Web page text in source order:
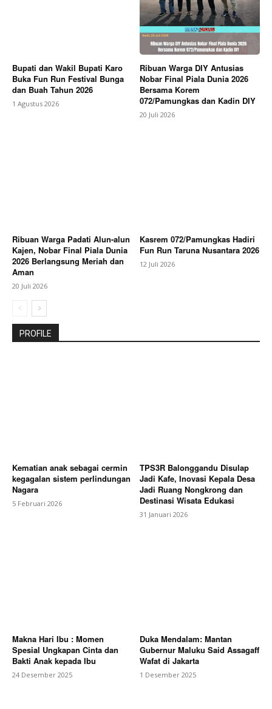
Bupati dan Wakil Bupati Karo
Buka Fun Run Festival Bunga
dan Buah Tahun 2026
1 Agustus 2026
Ribuan Warga DIY Antusias
Nobar Final Piala Dunia 2026
Bersama Korem
072/Pamungkas dan Kadin DIY
20 Juli 2026
Ribuan Warga Padati Alun-alun
Kajen, Nobar Final Piala Dunia
2026 Berlangsung Meriah dan
Aman
20 Juli 2026
Kasrem 072/Pamungkas Hadiri
Fun Run Taruna Nusantara 2026
12 Juli 2026
PROFILE
Kematian anak sebagai cermin
kegagalan sistem perlindungan
Nagara
5 Februari 2026
TPS3R Balonggandu Disulap
Jadi Kafe, Inovasi Kepala Desa
Jadi Ruang Nongkrong dan
Destinasi Wisata Edukasi
31 Januari 2026
Makna Hari Ibu : Momen
Spesial Ungkapan Cinta dan
Bakti Anak kepada Ibu
24 Desember 2025
Duka Mendalam: Mantan
Gubernur Maluku Said Assagaff
Wafat di Jakarta
1 Desember 2025